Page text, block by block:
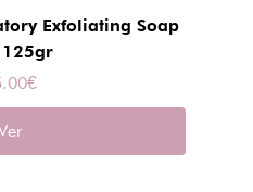
Exfoliating Soap
€